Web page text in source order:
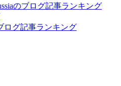
のブログ記事ランキング
ログ記事ランキング